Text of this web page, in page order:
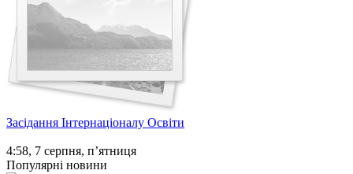
Засідання Інтернаціоналу Освіти
4:58, 7 серпня, п’ятниця
Популярні новини